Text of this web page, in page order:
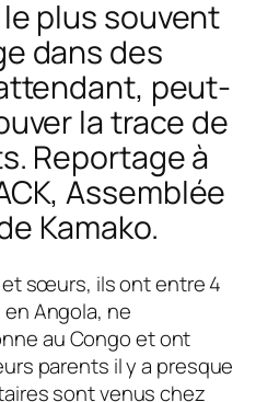
plus souvent
dans des
peut-
la trace de
Reportage à
Assemblée
Kamako.
sœurs, ils ont entre 4
Angola, ne
au Congo et ont
parents il y a presque
sont venus chez